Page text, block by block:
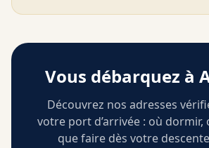
Vous débarquez à
Découvrez nos adresses
votre port d’arrivée : où dormir,
que faire dès votre